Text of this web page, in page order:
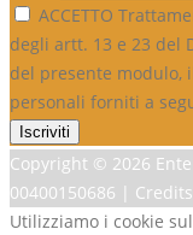
ACCETTO
degli artt. 13 e 23 del
del presente modulo,
personali forniti a
Copyright © 2026
00400150686 |
Utilizziamo i cookie